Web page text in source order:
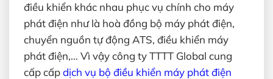
điều khiển khác nhau phục vụ chính cho máy
phát điện như là hoà đồng bộ máy phát điện,
chuyển nguồn tự động ATS, điều khiển máy
phát điện,… Vì vậy công ty TTTT Global cung
cấp cấpdịch vụ bộ điều khiển máy phát điện